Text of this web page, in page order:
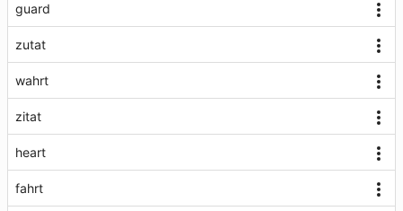
guard
zutat
wahrt
zitat
heart
fahrt